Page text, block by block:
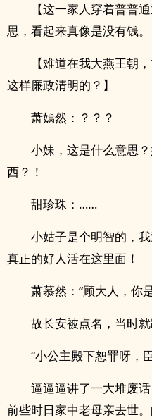
【这一家人穿着普普
思，看起来真像是没有钱。
【难道在我大燕王朝
这样廉政清明的？】
萧嫣然：？？？
小妹，这是什么意思
西？！
甜珍珠：……
小姑子是个明智的，
真正的好人活在这里面！
萧慕然：“顾大人，你
故长安被点名，当时就
“小公主殿下恕罪呀，
逼逼逼讲了一大堆废
前些时日家中老母亲去世